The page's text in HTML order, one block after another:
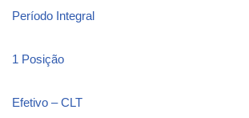
Período Integral
1 Posição
Efetivo – CLT